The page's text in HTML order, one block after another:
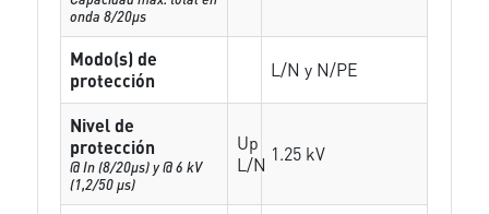
onda 8/20µs
Modo(s) de
protección
L/N y N/PE
Nivel de
protección
@ In (8/20µs) y @ 6 kV
(1,2/50 µs)
Up
L/N 1.25 kV